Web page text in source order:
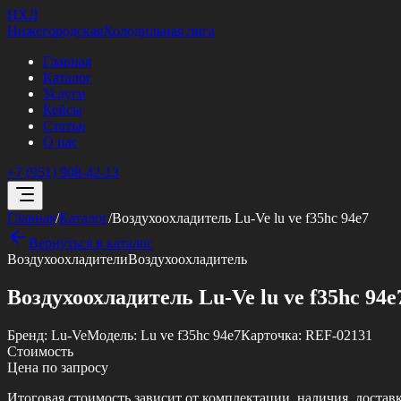
НХЛ
НижегородскаяХолодильная лига
Главная
Каталог
Услуги
Кейсы
Статьи
О нас
+7 (951) 908-42-13
Главная/Каталог/Воздухоохладитель Lu-Ve lu ve f35hc 94e7
Вернуться в каталог
ВоздухоохладителиВоздухоохладитель
Воздухоохладитель Lu-Ve lu ve f35hc
Бренд: Lu-VeМодель: Lu ve f35hc 94e7Карточка: REF-02131
Стоимость
Цена по запросу
Итоговая стоимость зависит от комплектации, наличия,